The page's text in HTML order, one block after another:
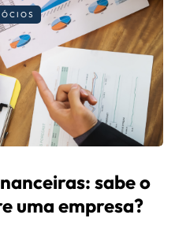
sabe o
uma empresa?